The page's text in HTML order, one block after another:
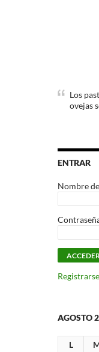
Los
ovejas
ENTRAR
Nombre
Registrarse
AGOSTO
L